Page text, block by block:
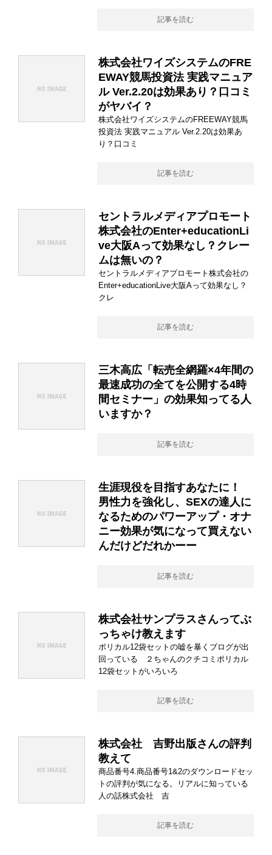
記事を読む
株式会社ワイズシステムのFRE
EWAY競馬投資法 実践マニュア
ル Ver.2.20は効果あり？口コミ
がヤバイ？
株式会社ワイズシステムのFREEWAY競馬
投資法 実践マニュアル Ver.2.20は効果あ
り？口コミ
記事を読む
セントラルメディアプロモート
株式会社のEnter+educationLi
ve大阪Aって効果なし？クレー
ムは無いの？
セントラルメディアプロモート株式会社の
Enter+educationLive大阪Aって効果なし？
クレ
記事を読む
三木高広「転売全網羅×4年間の
最速成功の全てを公開する4時
間セミナー」の効果知ってる人
いますか？
記事を読む
生涯現役を目指すあなたに！
男性力を強化し、SEXの達人に
なるためのパワーアップ・オナ
ニー効果が気になって買えない
んだけどだれかーー
記事を読む
株式会社サンプラスさんってぶ
っちゃけ教えます
ポリカル12袋セットの嘘を暴くブログが出
回っている ２ちゃんのクチコミポリカル
12袋セットがいろいろ
記事を読む
株式会社 吉野出版さんの評判
教えて
商品番号4.商品番号1&2のダウンロードセッ
トの評判が気になる。リアルに知っている
人の話株式会社 吉
記事を読む